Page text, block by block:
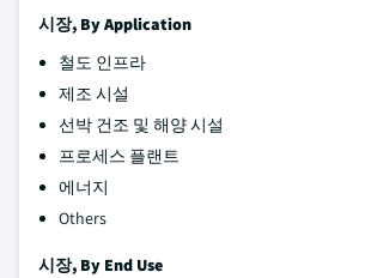
시장, By Application
철도 인프라
제조 시설
선박 건조 및 해양 시설
프로세스 플랜트
에너지
Others
시장, By End Use